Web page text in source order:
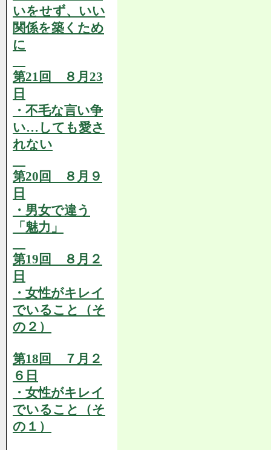
いをせず、いい
関係を築くため
に
第21回 ８月23
日
・不毛な言い争
い…しても愛さ
れない
第20回 ８月９
日
・男女で違う
「魅力」
第19回 ８月２
日
・女性がキレイ
でいること（そ
の２）
第18回 ７月２
６日
・女性がキレイ
でいること（そ
の１）